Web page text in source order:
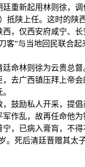
重新起用林则徐，
抵陕上任。这时的
，仅西安府咸宁、
客”与当地回民联合
命林则徐为云贵总
去广西镇压拜上帝
鼓励私人开采，提
军作乱，故再任命他
，已病入膏肓，不
。死后清廷晋赠其太